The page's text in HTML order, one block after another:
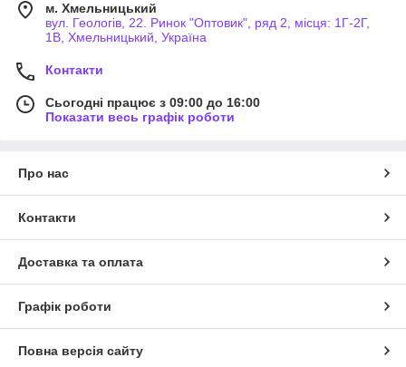
м. Хмельницький
вул. Геологів, 22. Ринок "Оптовик", ряд 2, місця: 1Г-2Г,
1В, Хмельницький, Україна
Контакти
Сьогодні працює з 09:00 до 16:00
Показати весь графік роботи
Про нас
Контакти
Доставка та оплата
Графік роботи
Повна версія сайту